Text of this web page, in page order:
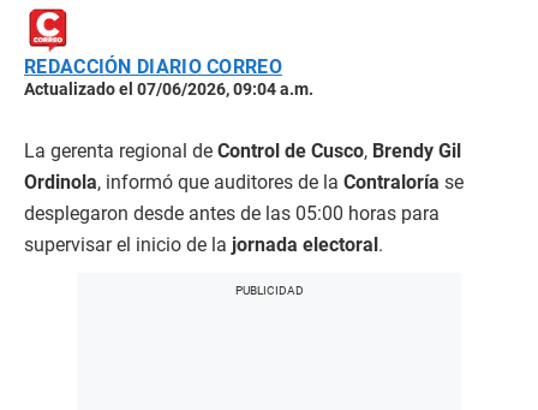
REDACCIÓN DIARIO CORREO
Actualizado el 07/06/2026, 09:04 a.m.
La gerenta regional de Control de Cusco, Brendy Gil
Ordinola, informó que auditores de la Contraloría se
desplegaron desde antes de las 05:00 horas para
supervisar el inicio de la jornada electoral .